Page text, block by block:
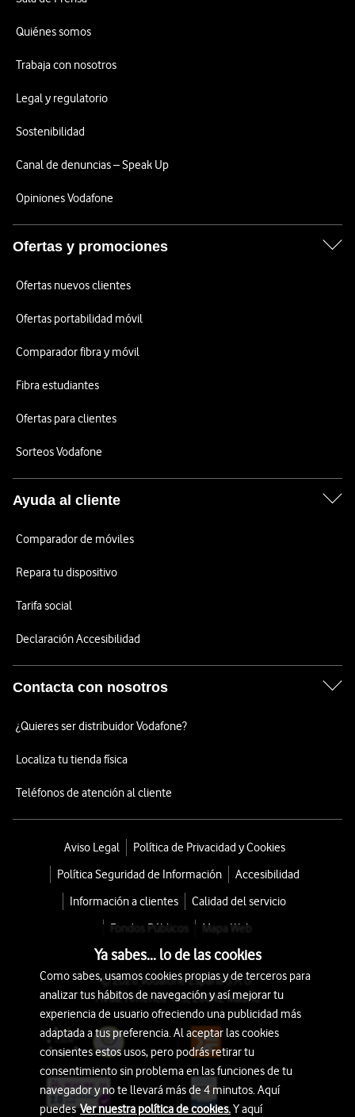
Quiénes somos
Trabaja con nosotros
Legal y regulatorio
Sostenibilidad
Canal de denuncias – Speak Up
Opiniones Vodafone
Ofertas y promociones
Ofertas nuevos clientes
Ofertas portabilidad móvil
Comparador fibra y móvil
Fibra estudiantes
Ofertas para clientes
Sorteos Vodafone
Ayuda al cliente
Comparador de móviles
Repara tu dispositivo
Tarifa social
Declaración Accesibilidad
Contacta con nosotros
¿Quieres ser distribuidor Vodafone?
Localiza tu tienda física
Teléfonos de atención al cliente
Aviso Legal
Política de Privacidad y Cookies
Política Seguridad de Información
Accesibilidad
Información a clientes
Calidad del servicio
Fondos Públicos
Mapa Web
© 2026 Vodafone España S.A.U.
Avda. América 115, 28042 Madrid
Ya sabes... lo de las cookies
Como sabes, usamos cookies propias y de terceros para
analizar tus hábitos de navegación y así mejorar tu
experiencia de usuario ofreciendo una publicidad más
adaptada a tus preferencia. Al aceptar las cookies
consientes estos usos, pero podrás retirar tu
consentimiento sin problema en las funciones de tu
navegador y no te llevará más de 4 minutos. Aquí
puedesVer nuestra política de cookies.Y aquí